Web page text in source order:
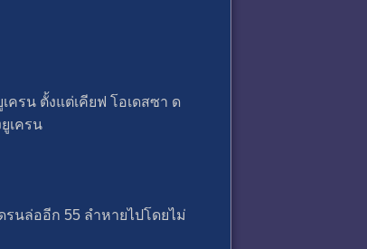
รน ตั้งแต่เคียฟ โอเดสซา ด
เครน
รนล่ออีก 55 ลำหายไปโดยไม่